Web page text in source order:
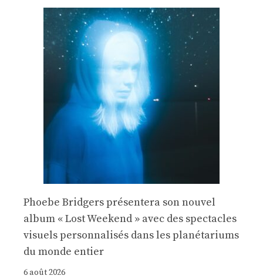
Phoebe Bridgers présentera son nouvel
album « Lost Weekend » avec des spectacles
visuels personnalisés dans les planétariums
du monde entier
6 août 2026